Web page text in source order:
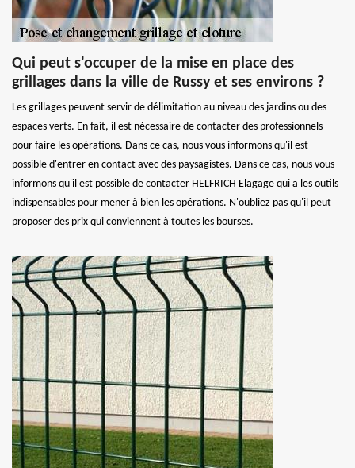
Qui peut s'occuper de la mise en place des
grillages dans la ville de Russy et ses environs ?
Les grillages peuvent servir de délimitation au niveau des jardins ou des
espaces verts. En fait, il est nécessaire de contacter des professionnels
pour faire les opérations. Dans ce cas, nous vous informons qu'il est
possible d'entrer en contact avec des paysagistes. Dans ce cas, nous vous
informons qu'il est possible de contacter HELFRICH Elagage qui a les outils
indispensables pour mener à bien les opérations. N'oubliez pas qu'il peut
proposer des prix qui conviennent à toutes les bourses.